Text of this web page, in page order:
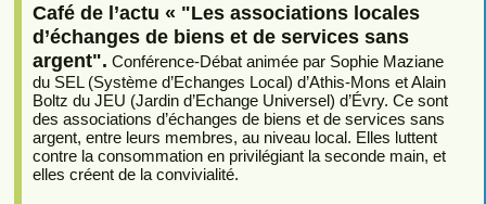
Café de l’actu « "Les associations locales
d’échanges de biens et de services sans
argent". Conférence-Débat animée par Sophie Maziane
du SEL (Système d’Echanges Local) d’Athis-Mons et Alain
Boltz du JEU (Jardin d’Echange Universel) d’Évry. Ce sont
des associations d’échanges de biens et de services sans
argent, entre leurs membres, au niveau local. Elles luttent
contre la consommation en privilégiant la seconde main, et
elles créent de la convivialité.